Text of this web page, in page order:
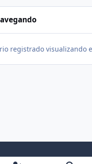
registrado visualizando